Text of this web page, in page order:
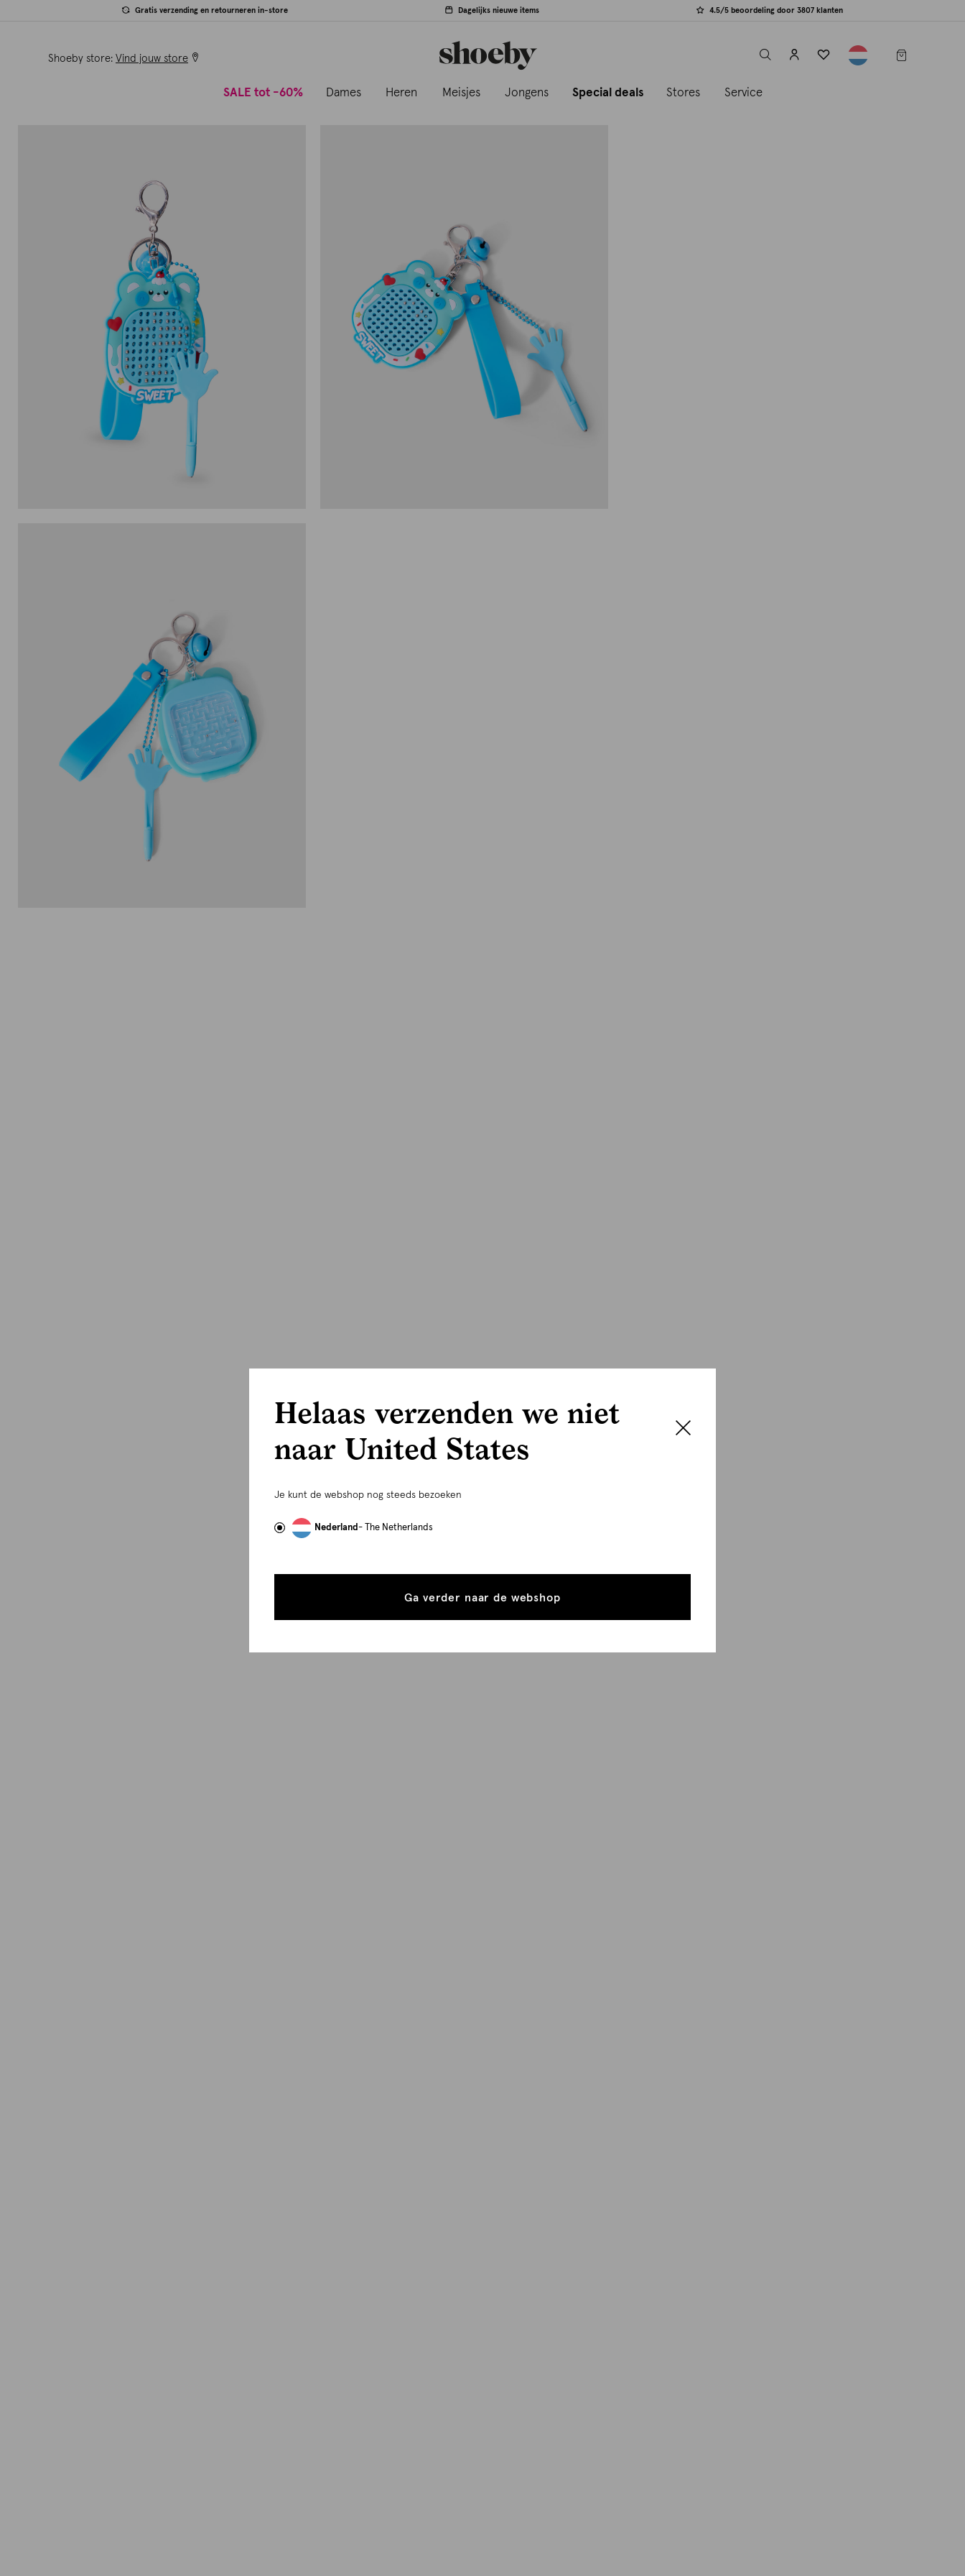
Gratis verzending en retourneren in-store Dagelijks nieuwe items 4.5/5 beoordeling door 3807 klanten
Shoeby store: Vind jouw store
label.header.toggle
SALE tot -60% Dames Heren Meisjes Jongens Special deals Stores Service
Helaas verzenden we niet
naar United States
Je kunt de webshop nog steeds bezoeken
Nederland- The Netherlands
Ga verder naar de webshop